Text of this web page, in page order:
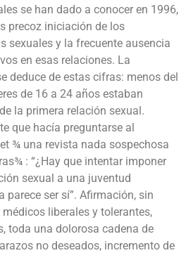
se han dado a conocer en 1996,
precoz iniciación de los
sexuales y la frecuente ausencia
en esas relaciones. La
deduce de estas cifras: menos del
de 16 a 24 años estaban
la primera relación sexual.
que hacía preguntarse al
¾ una revista nada sospechosa
: “¿Hay que intentar imponer
sexual a una juventud
parece ser sí”. Afirmación, sin
liberales y tolerantes,
toda una dolorosa cadena de
no deseados, incremento de